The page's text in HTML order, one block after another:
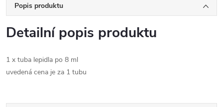
Popis produktu
Detailní popis produktu
1 x tuba lepidla po 8 ml
uvedená cena je za 1 tubu